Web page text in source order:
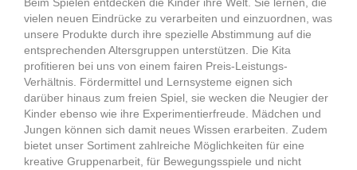
vielen neuen Eindrücke zu verarbeiten und einzuordnen, was
unsere Produkte durch ihre spezielle Abstimmung auf die
entsprechenden Altersgruppen unterstützen. Die Kita
profitieren bei uns von einem fairen Preis-Leistungs-
Verhältnis. Fördermittel und Lernsysteme eignen sich
darüber hinaus zum freien Spiel, sie wecken die Neugier der
Kinder ebenso wie ihre Experimentierfreude. Mädchen und
Jungen können sich damit neues Wissen erarbeiten. Zudem
bietet unser Sortiment zahlreiche Möglichkeiten für eine
kreative Gruppenarbeit, für Bewegungsspiele und nicht